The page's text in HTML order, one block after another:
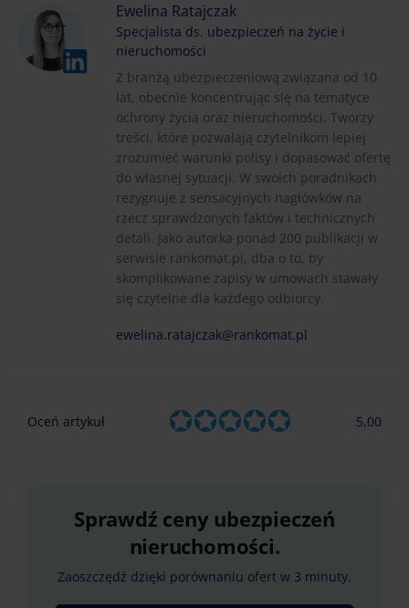
Ewelina Ratajczak
Specjalista ds. ubezpieczeń na życie i
nieruchomości
Z branżą ubezpieczeniową związana od 10
lat, obecnie koncentrując się na tematyce
ochrony życia oraz nieruchomości. Tworzy
treści, które pozwalają czytelnikom lepiej
zrozumieć warunki polisy i dopasować ofertę
do własnej sytuacji. W swoich poradnikach
rezygnuje z sensacyjnych nagłówków na
rzecz sprawdzonych faktów i technicznych
detali. Jako autorka ponad 200 publikacji w
serwisie rankomat.pl, dba o to, by
skomplikowane zapisy w umowach stawały
się czytelne dla każdego odbiorcy.
ewelina.ratajczak@rankomat.pl
Oceń artykuł 5,00
Sprawdź ceny ubezpieczeń
nieruchomości.
Zaoszczędź dzięki porównaniu ofert w 3 minuty.